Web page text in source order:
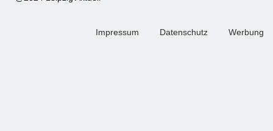
Impressum Datenschutz Werbung